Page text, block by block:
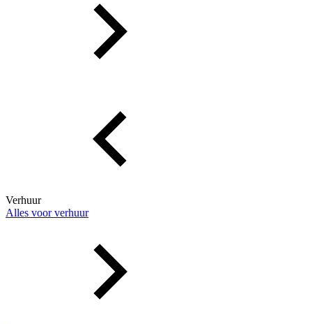
Verhuur
Alles voor verhuur